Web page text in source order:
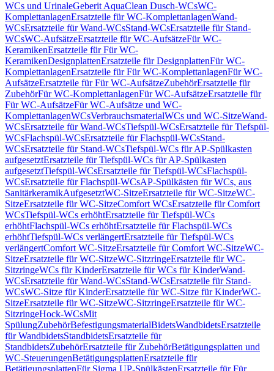
WCs und UrinaleGeberit AquaClean Dusch-WCsWC-
KomplettanlagenErsatzteile für WC-KomplettanlagenWand-
WCsErsatzteile für Wand-WCsStand-WCsErsatzteile für Stand-
WCsWC-AufsätzeErsatzteile für WC-AufsätzeFür WC-
KeramikenErsatzteile für Für WC-
KeramikenDesignplattenErsatzteile für DesignplattenFür WC-
KomplettanlagenErsatzteile für Für WC-KomplettanlagenFür WC-
AufsätzeErsatzteile für Für WC-AufsätzeZubehörErsatzteile für
ZubehörFür WC-KomplettanlagenFür WC-AufsätzeErsatzteile für
Für WC-AufsätzeFür WC-Aufsätze und WC-
KomplettanlagenWCsVerbrauchsmaterialWCs und WC-SitzeWand-
WCsErsatzteile für Wand-WCsTiefspül-WCsErsatzteile für Tiefspül-
WCsFlachspül-WCsErsatzteile für Flachspül-WCsStand-
WCsErsatzteile für Stand-WCsTiefspül-WCs für AP-Spülkasten
aufgesetztErsatzteile für Tiefspül-WCs für AP-Spülkasten
aufgesetztTiefspül-WCsErsatzteile für Tiefspül-WCsFlachspül-
WCsErsatzteile für Flachspül-WCsAP-Spülkästen für WCs, aus
SanitärkeramikAufgesetztWC-SitzeErsatzteile für WC-SitzeWC-
SitzeErsatzteile für WC-SitzeComfort WCsErsatzteile für Comfort
WCsTiefspül-WCs erhöhtErsatzteile für Tiefspül-WCs
erhöhtFlachspül-WCs erhöhtErsatzteile für Flachspül-WCs
erhöhtTiefspül-WCs verlängertErsatzteile für Tiefspül-WCs
verlängertComfort WC-SitzeErsatzteile für Comfort WC-SitzeWC-
SitzeErsatzteile für WC-SitzeWC-SitzringeErsatzteile für WC-
SitzringeWCs für KinderErsatzteile für WCs für KinderWand-
WCsErsatzteile für Wand-WCsStand-WCsErsatzteile für Stand-
WCsWC-Sitze für KinderErsatzteile für WC-Sitze für KinderWC-
SitzeErsatzteile für WC-SitzeWC-SitzringeErsatzteile für WC-
SitzringeHock-WCsMit
SpülungZubehörBefestigungsmaterialBidetsWandbidetsErsatzteile
für WandbidetsStandbidetsErsatzteile für
StandbidetsZubehörErsatzteile für ZubehörBetätigungsplatten und
WC-SteuerungenBetätigungsplattenErsatzteile für
BetätigungsplattenFür Sigma UP-SpülkästenErsatzteile für Für